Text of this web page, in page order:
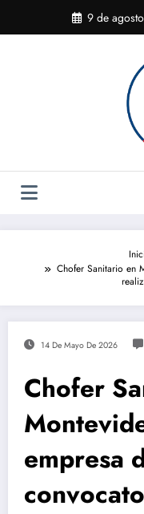
contenido
9 de
Chofer Sanitario en
14 De Mayo De 2026
Chofer
empresa